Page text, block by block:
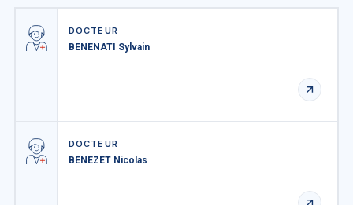
DOCTEUR
BENENATI Sylvain
DOCTEUR
BENEZET Nicolas